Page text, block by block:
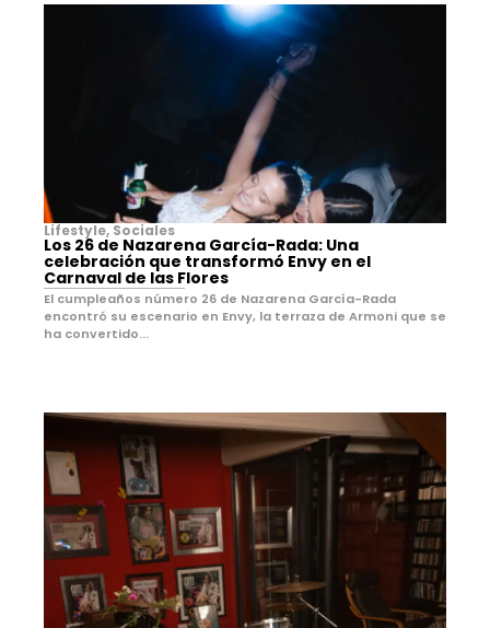
Lifestyle, Sociales
Los 26 de Nazarena García-Rada: Una
celebración que transformó Envy en el
Carnaval de las Flores
El cumpleaños número 26 de Nazarena García-Rada
encontró su escenario en Envy, la terraza de Armoni que se
ha convertido...